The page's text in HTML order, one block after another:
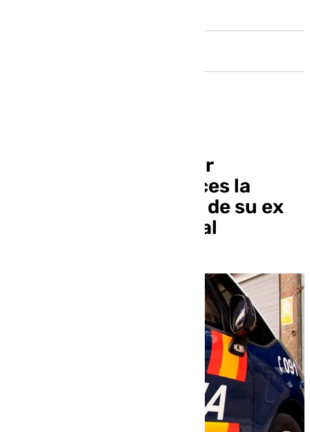
Detenido en Jerez por
quebrantar varias veces la
orden de alejamiento de su ex
pareja en Cádiz capital